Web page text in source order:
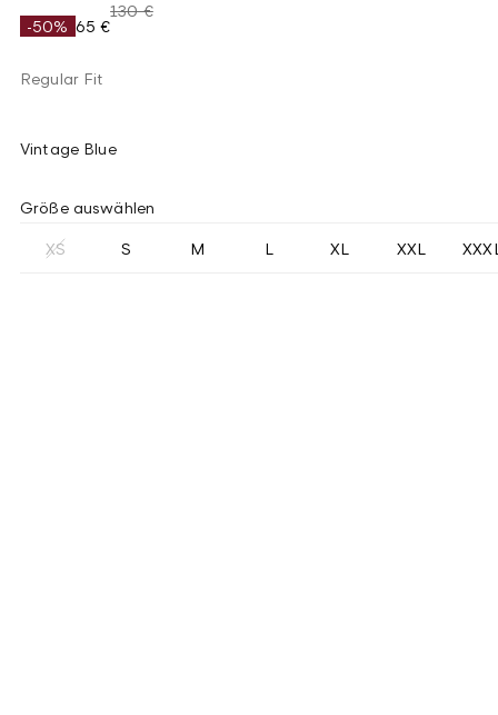
-50% 65 €
130 €
Regular Fit
Vintage Blue
Größe auswählen
XS S M L XL XXL